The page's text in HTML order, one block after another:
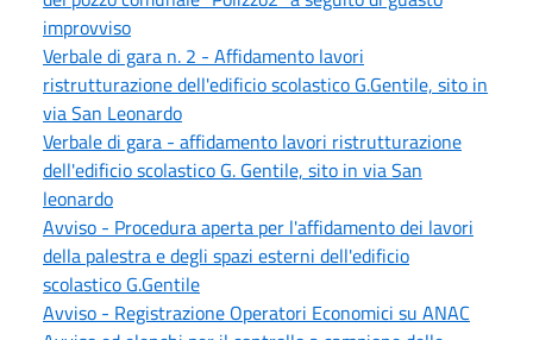
improvviso
Verbale di gara n. 2 - Affidamento lavori
ristrutturazione dell'edificio scolastico G.Gentile, sito in
via San Leonardo
Verbale di gara - affidamento lavori ristrutturazione
dell'edificio scolastico G. Gentile, sito in via San
leonardo
Avviso - Procedura aperta per l'affidamento dei lavori
della palestra e degli spazi esterni dell'edificio
scolastico G.Gentile
Avviso - Registrazione Operatori Economici su ANAC